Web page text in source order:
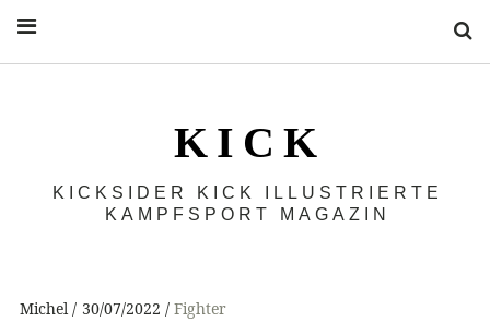
K I C K
KICKSIDER KICK ILLUSTRIERTE
KAMPFSPORT MAGAZIN
Michel 30/07/2022 Fighter